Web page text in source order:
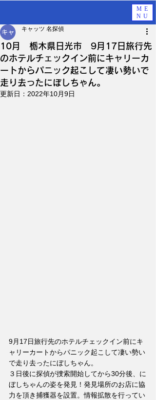
ME
NU
10月 栃木県日光市 9月17日旅行先
のホテルチェックイン前にキャリーカ
ートからパニック起こして凄い勢いで
走り去ったにぼしちゃん。
キャッツ 名探偵
更新日： 2022年10月9日
9月17日旅行先のホテルチェックイン前にキ
ャリーカートからパニック起こして凄い勢い
で走り去ったにぼしちゃん。
３日後に探偵が捜索開始してから30分後、に
ぼしちゃんの姿を発見！発見場所のお店に協
力を頂き捕獲器を設置。情報拡散を行ってい